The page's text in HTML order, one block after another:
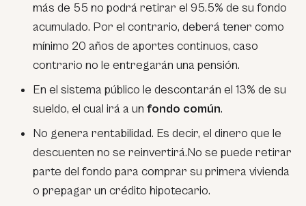
más de 55 no podrá retirar el 95.5% de su fondo
acumulado. Por el contrario, deberá tener como
mínimo 20 años de aportes continuos, caso
contrario no le entregarán una pensión.
En el sistema público le descontarán el 13% de su
sueldo, el cual irá a un fondo común.
No genera rentabilidad. Es decir, el dinero que le
descuenten no se reinvertirá.No se puede retirar
parte del fondo para comprar su primera vivienda
o prepagar un crédito hipotecario.